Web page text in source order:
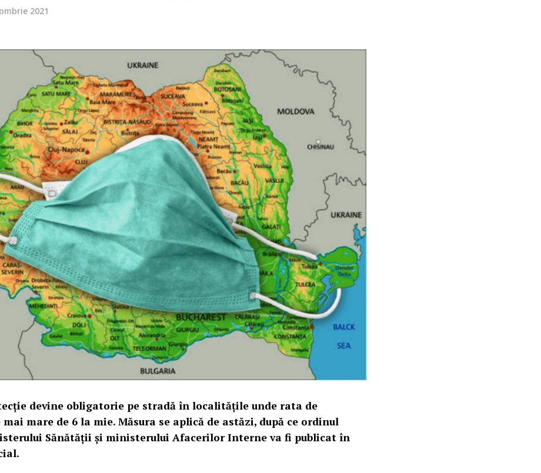
2021
devine obligatorie pe stradă în localitățile unde rata de
mare de 6 la mie. Măsura se aplică de astăzi, după ce ordinul
Sănătății și ministerului Afacerilor Interne va fi publicat în